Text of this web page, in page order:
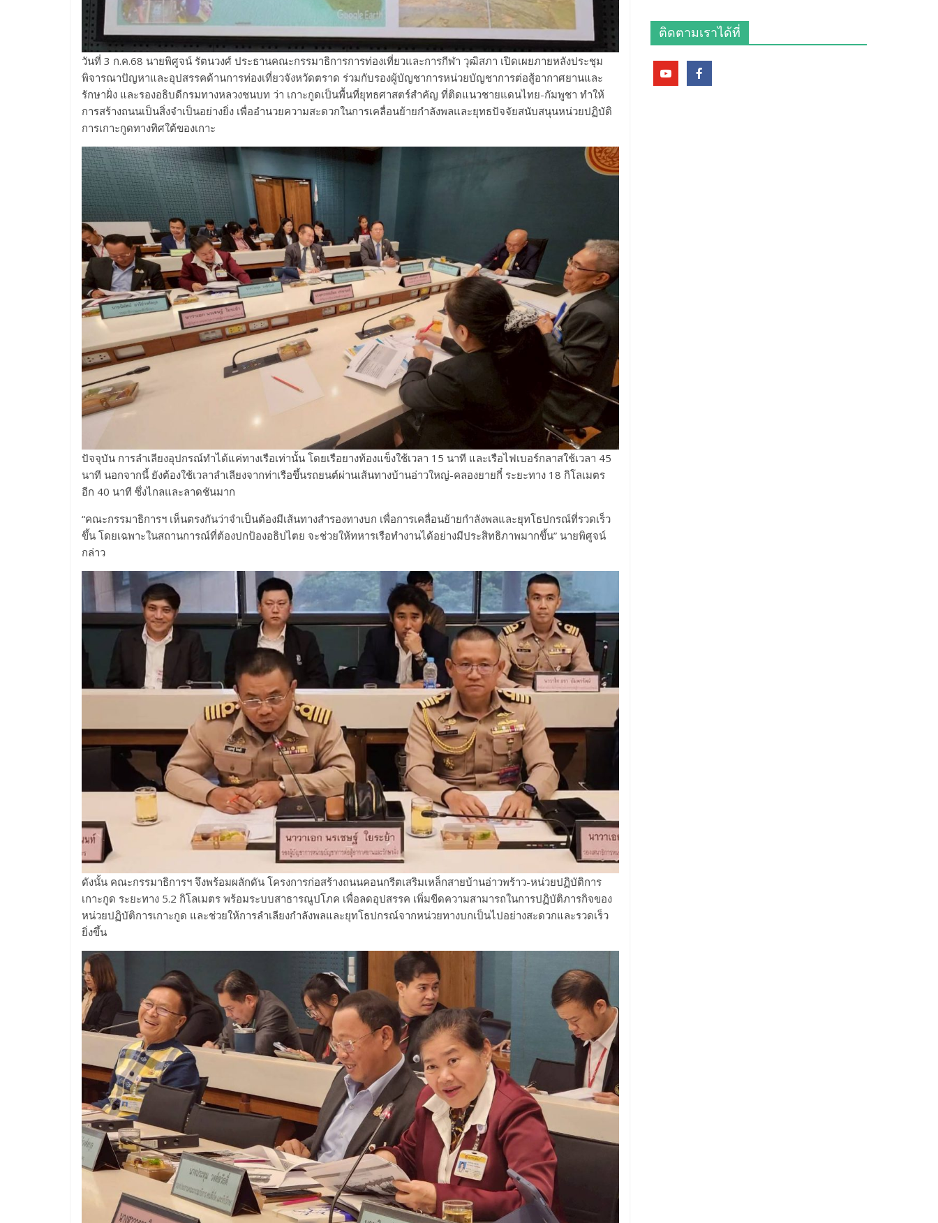
วันที่ 3 ก.ค.68 นายพิศูจน์ รัตนวงศ์ ประธานคณะกรรมาธิการการท่องเที่ยวและการกีฬา วุฒิสภา เปิดเผยภายหลังประชุม
พิจารณาปัญหาและอุปสรรคด้านการท่องเที่ยวจังหวัดตราด ร่วมกับรองผู้บัญชาการหน่วยบัญชาการต่อสู้อากาศยานและ
รักษาฝั่ง และรองอธิบดีกรมทางหลวงชนบท ว่า เกาะกูดเป็นพื้นที่ยุทธศาสตร์สำคัญ ที่ติดแนวชายแดนไทย-กัมพูชา ทำให้
การสร้างถนนเป็นสิ่งจำเป็นอย่างยิ่ง เพื่ออำนวยความสะดวกในการเคลื่อนย้ายกำลังพลและยุทธปัจจัยสนับสนุนหน่วยปฏิบัติ
การเกาะกูดทางทิศใต้ของเกาะ
ปัจจุบัน การลำเลียงอุปกรณ์ทำได้แค่ทางเรือเท่านั้น โดยเรือยางท้องแข็งใช้เวลา 15 นาที และเรือไฟเบอร์กลาสใช้เวลา 45
นาที นอกจากนี้ ยังต้องใช้เวลาลำเลียงจากท่าเรือขึ้นรถยนต์ผ่านเส้นทางบ้านอ่าวใหญ่-คลองยายกี๋ ระยะทาง 18 กิโลเมตร
อีก 40 นาที ซึ่งไกลและลาดชันมาก
“คณะกรรมาธิการฯ เห็นตรงกันว่าจำเป็นต้องมีเส้นทางสำรองทางบก เพื่อการเคลื่อนย้ายกำลังพลและยุทโธปกรณ์ที่รวดเร็ว
ขึ้น โดยเฉพาะในสถานการณ์ที่ต้องปกป้องอธิปไตย จะช่วยให้ทหารเรือทำงานได้อย่างมีประสิทธิภาพมากขึ้น” นายพิศูจน์
กล่าว
ดังนั้น คณะกรรมาธิการฯ จึงพร้อมผลักดัน โครงการก่อสร้างถนนคอนกรีตเสริมเหล็กสายบ้านอ่าวพร้าว-หน่วยปฏิบัติการ
เกาะกูด ระยะทาง 5.2 กิโลเมตร พร้อมระบบสาธารณูปโภค เพื่อลดอุปสรรค เพิ่มขีดความสามารถในการปฏิบัติภารกิจของ
หน่วยปฏิบัติการเกาะกูด และช่วยให้การลำเลียงกำลังพลและยุทโธปกรณ์จากหน่วยทางบกเป็นไปอย่างสะดวกและรวดเร็ว
ยิ่งขึ้น
ติดตามเราได้ที่